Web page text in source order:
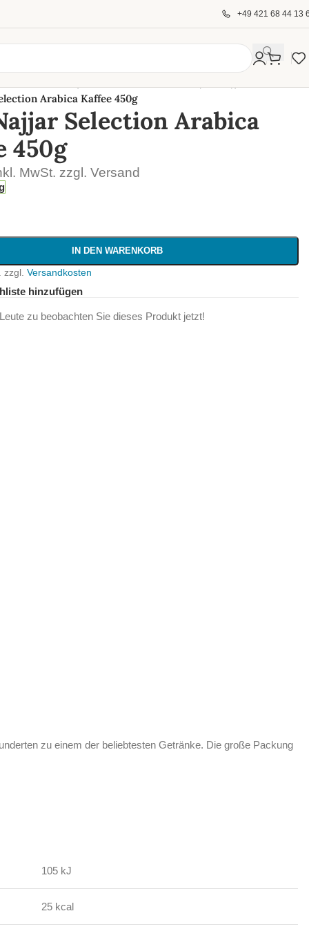
+49 421 68 44 13
Arabica Kaffee 450g
Selection Arabica
450g
MwSt. zzgl. Versand
IN DEN WARENKORB
zzgl.Versandkosten
hinzufügen
zu beobachten Sie dieses Produkt jetzt!
zu einem der beliebtesten Getränke. Die große Packung
105 kJ
25 kcal